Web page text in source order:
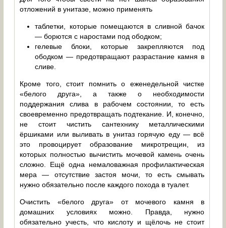
отложений в унитазе, можно применять
таблетки, которые помещаются в сливной бачок
— борются с наростами под ободком;
гелевые блоки, которые закрепляются под
ободком — предотвращают разрастание камня в
сливе.
Кроме того, стоит помнить о еженедельной чистке
«белого друга», а также о необходимости
поддержания слива в рабочем состоянии, то есть
своевременно предотвращать подтекание. И, конечно,
не стоит чистить сантехнику металлическими
ёршиками или выливать в унитаз горячую еду — всё
это провоцирует образование микротрещин, из
которых полностью вычистить мочевой камень очень
сложно. Ещё одна немаловажная профилактическая
мера — отсутствие застоя мочи, то есть смывать
нужно обязательно после каждого похода в туалет.
Очистить «белого друга» от мочевого камня в
домашних условиях можно. Правда, нужно
обязательно учесть, что кислоту и щёлочь не стоит